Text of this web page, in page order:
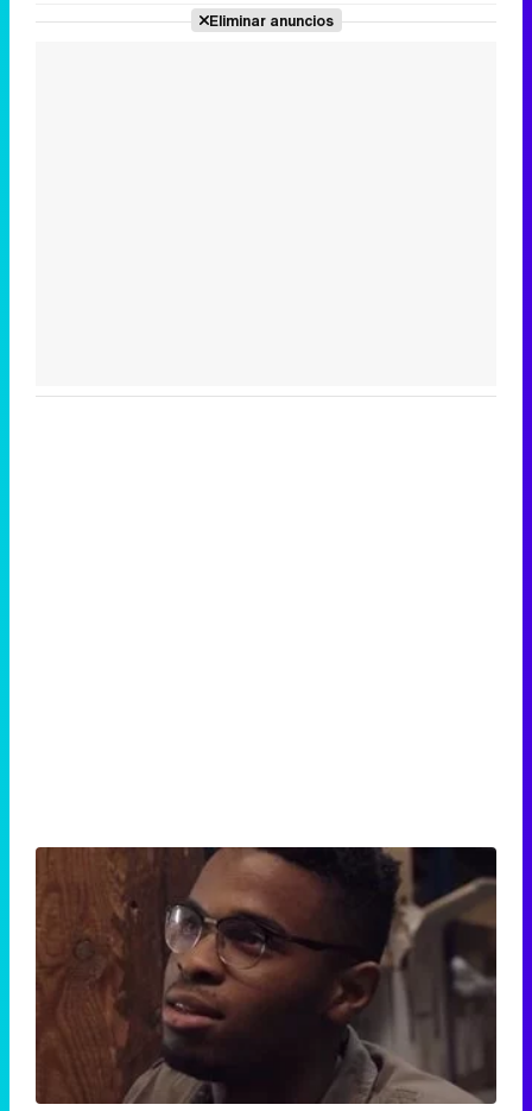
Eliminar anuncios